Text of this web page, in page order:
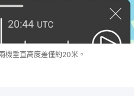
機垂直高度差僅約20米。